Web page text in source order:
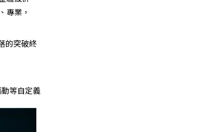
專業，
的突破終
等自定義